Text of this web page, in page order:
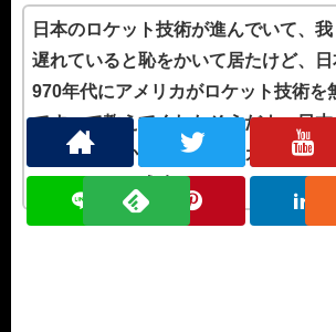
日本のロケット技術が進んでいて、
遅れていると恥をかいて居たけど、
970年代にアメリカがロケット技術を
ですべて教えてくれたそうだよ、日
つも失敗ばかりしてアメリカに技術を
ってそのまま成功したんだ